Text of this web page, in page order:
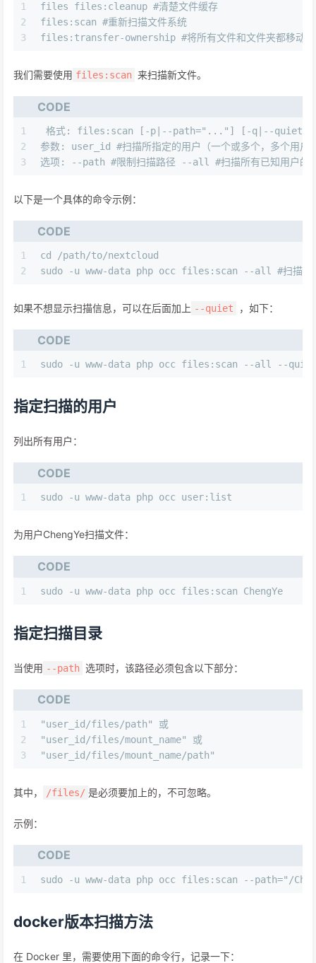
1
2
3
files files:cleanup #清楚文件缓存
files:scan #重新扫描文件系统
files:transfer-ownership #将所有文件和文件夹都移动到
我们需要使用 files:scan 来扫描新文件。
CODE
1
2
3
格式: files:scan [-p|--path="..."] [-q|--quiet]
参数: user_id #扫描所指定的用户（一个或多个，多个用户
选项: --path #限制扫描路径 --all #扫描所有已知用户的
以下是一个具体的命令示例：
CODE
1
2
cd /path/to/nextcloud
sudo -u www-data php occ files:scan --all #扫描所有
如果不想显示扫描信息，可以在后面加上 --quiet ，如下：
CODE
1 sudo -u www-data php occ files:scan --all --quiet
指定扫描的用户
列出所有用户：
CODE
1 sudo -u www-data php occ user:list
为用户ChengYe扫描文件：
CODE
1 sudo -u www-data php occ files:scan ChengYe
指定扫描目录
当使用 --path 选项时，该路径必须包含以下部分：
CODE
1
2
3
"user_id/files/path" 或
"user_id/files/mount_name" 或
"user_id/files/mount_name/path"
其中， /files/ 是必须要加上的，不可忽略。
示例：
CODE
1 sudo -u www-data php occ files:scan --path="/
docker版本扫描方法
在 Docker 里，需要使用下面的命令行，记录一下：